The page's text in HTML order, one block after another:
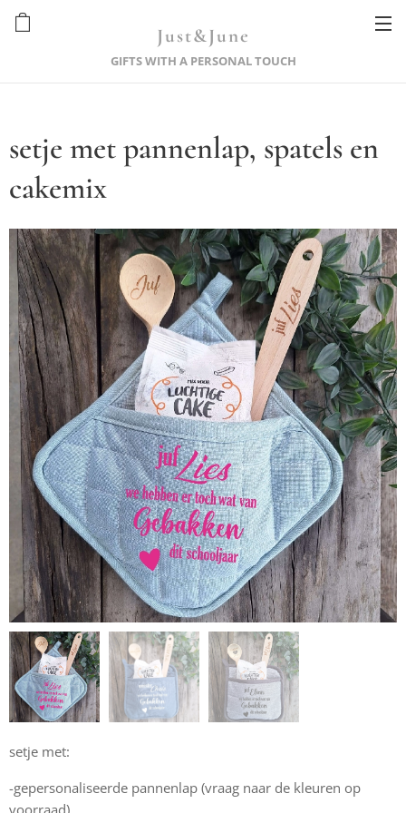
Just&June
GIFTS WITH A PERSONAL TOUCH
setje met pannenlap, spatels en
cakemix
setje met:
-gepersonaliseerde pannenlap (vraag naar de kleuren op
voorraad)